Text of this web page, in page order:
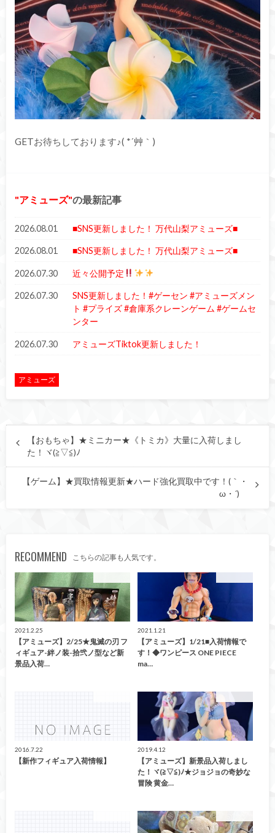
GETお待ちしております♪( *´艸｀)
アミューズ の最新記事
2026.08.01 ■SNS更新しました！ 万代山梨アミューズ■
2026.08.01 ■SNS更新しました！ 万代山梨アミューズ■
2026.07.30 近々公開予定
2026.07.30
SNS更新しました！#ゲーセン #アミューズメン
ト #プライズ #倉庫系クレーンゲーム #ゲームセ
ンター
2026.07.30 アミューズTiktok更新しました！
アミューズ
【おもちゃ】★ミニカー★《トミカ》大量に入荷しまし
た！ヾ(≧▽≦)ﾉ
【ゲーム】★買取情報更新★ハード強化買取中です！(｀・
ω・´)ゞ
RECOMMEND こちらの記事も人気です。
2021.2.25
【アミューズ】2/25★鬼滅の刃 フ
ィギュア-絆ノ装-拾弐ノ型など新
景品入荷…
2021.1.21
【アミューズ】1/21■入荷情報で
す！◆ワンピース ONE PIECE
ma…
2016.7.22
【新作フィギュア入荷情報】
2019.4.12
【アミューズ】新景品入荷しまし
た！ヾ(≧▽≦)ﾉ★ジョジョの奇妙な
冒険 黄金…